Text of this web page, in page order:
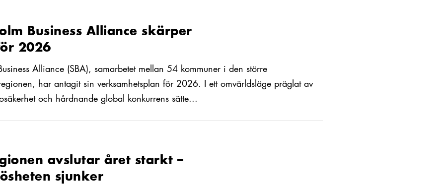
Business Alliance skärper
2026
Alliance (SBA), samarbetet mellan 54 kommuner i den större
har antagit sin verksamhetsplan för 2026. I ett omvärldsläge präglat av
och hårdnande global konkurrens sätte...
avslutar året starkt –
sjunker
sjunker